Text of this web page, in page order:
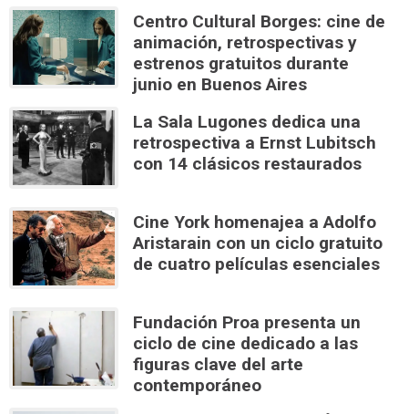
Centro Cultural Borges: cine de
animación, retrospectivas y
estrenos gratuitos durante
junio en Buenos Aires
La Sala Lugones dedica una
retrospectiva a Ernst Lubitsch
con 14 clásicos restaurados
Cine York homenajea a Adolfo
Aristarain con un ciclo gratuito
de cuatro películas esenciales
Fundación Proa presenta un
ciclo de cine dedicado a las
figuras clave del arte
contemporáneo